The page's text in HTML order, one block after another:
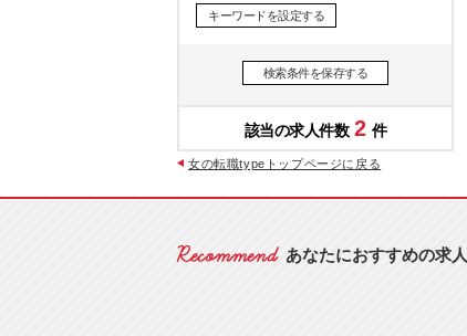
キーワードを設定する
検索条件を保存する
2
女の転職typeトップページに戻る
あなたにおすすめの求人